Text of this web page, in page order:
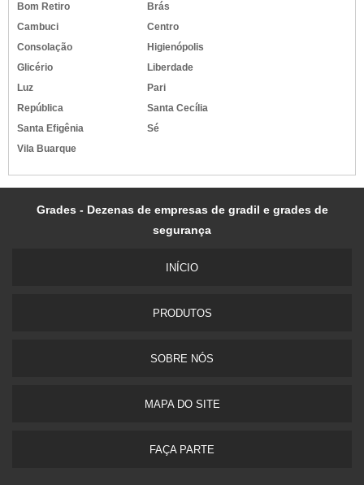
Bom Retiro
Brás
Cambuci
Centro
Consolação
Higienópolis
Glicério
Liberdade
Luz
Pari
República
Santa Cecília
Santa Efigênia
Sé
Vila Buarque
Grades - Dezenas de empresas de gradil e grades de
segurança
INÍ­CIO
PRODUTOS
SOBRE NÓS
MAPA DO SITE
FAÇA PARTE